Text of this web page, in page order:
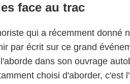
face au trac
qui a récemment donné
par écrit sur ce grand
dans son ouvrage
choisi d'aborder, c'est